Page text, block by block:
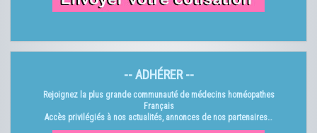
-- ADHÉRER --
Rejoignez la plus grande communauté de médecins homéopathes
Français
Accès privilégiés à nos actualités, annonces de nos partenaires…